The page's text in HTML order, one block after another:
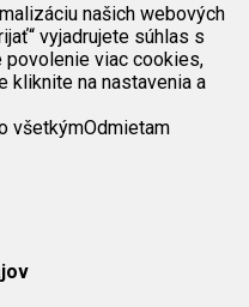
našich webových
vyjadrujete súhlas s
povolenie viac cookies,
kliknite na nastavenia a
všetkýmOdmietam